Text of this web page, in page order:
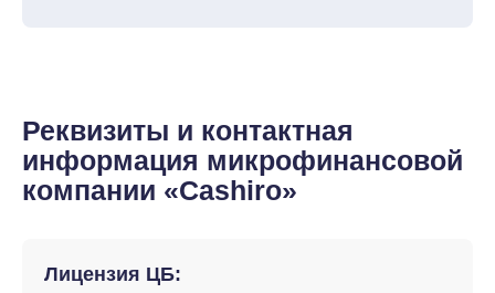
Реквизиты и контактная
информация микрофинансовой
компании «Cashiro»
Лицензия ЦБ: